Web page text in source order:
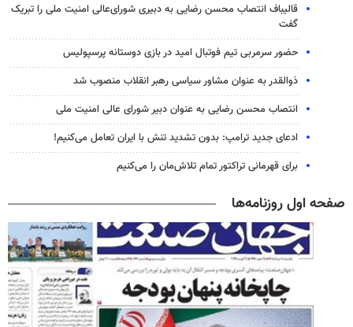
قالیباف انتصاب محسن رضایی به دبیری شورای‌عالی امنیت ملی را تبریک
گفت
حضور سرمربی تیم فوتبال امید در بازی دوستانه پرسپولیس
ذوالقدر به عنوان مشاور سیاسی رهبر انقلاب منصوب شد
انتصاب محسن رضایی به عنوان دبیر شورای عالی امنیت ملی
ادعای جدید ترامپ: بدون تشدید تنش با ایران تعامل می‌کنیم!
برای قهرمانی تراکتور تمام تلاش‌مان را می‌کنیم
صفحه اول روزنامه‌ها